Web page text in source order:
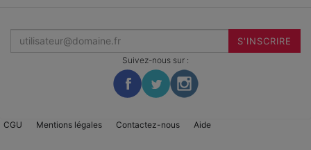
S'INSCRIRE
Suivez-nous sur :
CGU Mentions légales Contactez-nous Aide